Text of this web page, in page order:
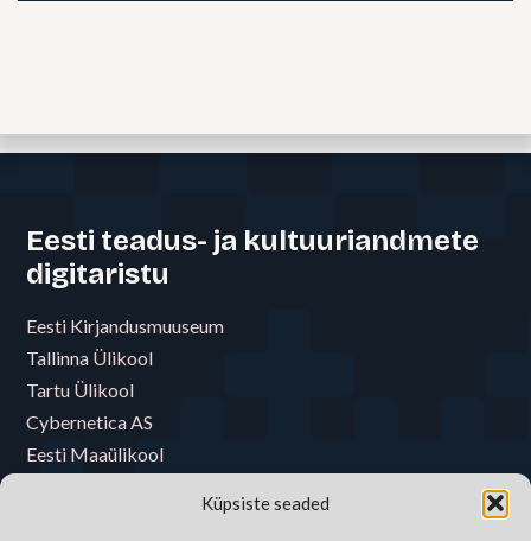
Küpsiste seaded
Eesti teadus- ja kultuuriandmete
digitaristu
Eesti Kirjandusmuuseum
Tallinna Ülikool
Tartu Ülikool
Cybernetica AS
Eesti Maaülikool
Eesti Raamatukoguvõrgu Konsortsium